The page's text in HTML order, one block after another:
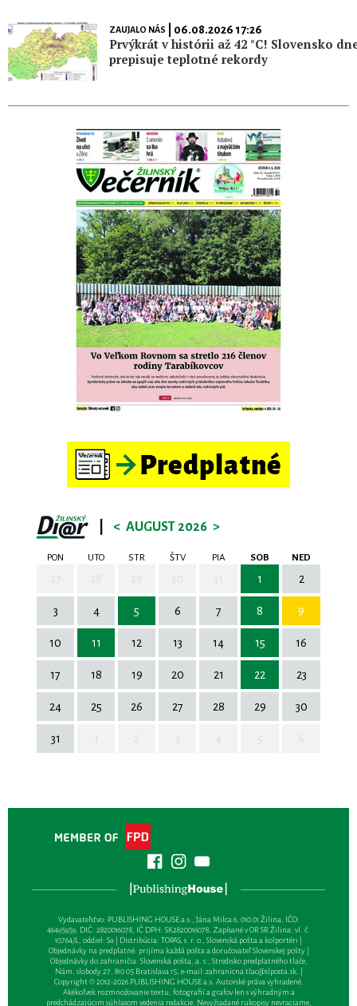
ZAUJALO NÁS | 06.08.2026 17:26
Prvýkrát v histórii až 42 °C! Slovensko
prepisuje teplotné rekordy
< AUGUST 2026 >
PON UTO STR ŠTV PIA SOB NED
1 2
3 4 5 6 7 8 9
10 11 12 13 14 15 16
17 18 19 20 21 22 23
24 25 26 27 28 29 30
31
Vydavateľsťvo: PUBLISHING HOUSE a.s., Jána Milca 6, 010 01 Žilina, IČO:
46495959, DIČ: 2820016078, IČ DPH: SK2820016078, Zapísané v OR SR Žilina: vl. č.
10764/L, oddiel: Sa | Distribúcia: TOPAS, s. r. o., Slovenská pošta a kolportéri |
Objednávky na predplatné: prijíma každá pošta a doručovateľ Slovenskej pošty |
Objednávky do zahraničia: Slovenská pošta, a. s., Stredisko predplatného tlače,
Nám. slobody 27, 810 05 Bratislava 15, e-mail:zahranicna.tlac@slposta.sk. |
Copyright © 2012-2026 PUBLISHING HOUSE a.s. Autorské práva vyhradené.
Akékoľvek rozmnožovanie textu, fotografií a grafov len s výhradným a
predchádzajúcim súhlasom vedenia redakcie. Nevyžiadané rukopisy nevraciame,